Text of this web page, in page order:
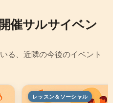
催サルサイベン
る、近隣の今後のイベント
レッスン＆ソーシャル